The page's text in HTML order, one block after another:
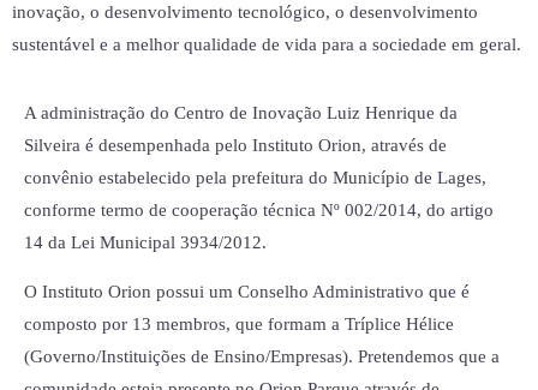
inovação, o desenvolvimento tecnológico, o desenvolvimento
sustentável e a melhor qualidade de vida para a sociedade em geral.
A administração do Centro de Inovação Luiz Henrique da
Silveira é desempenhada pelo Instituto Orion, através de
convênio estabelecido pela prefeitura do Município de Lages,
conforme termo de cooperação técnica Nº 002/2014, do artigo
14 da Lei Municipal 3934/2012.
O Instituto Orion possui um Conselho Administrativo que é
composto por 13 membros, que formam a Tríplice Hélice
(Governo/Instituições de Ensino/Empresas). Pretendemos que a